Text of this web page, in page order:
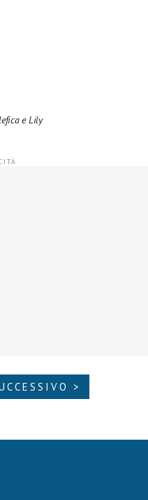
e Lily
>